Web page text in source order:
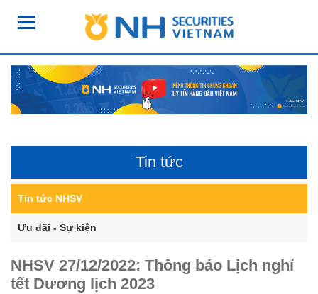
Tin tức
Tin tức NHSV
Ưu đãi - Sự kiện
NHSV 27/12/2022: Thông báo Lịch nghỉ
tết Dương lịch 2023